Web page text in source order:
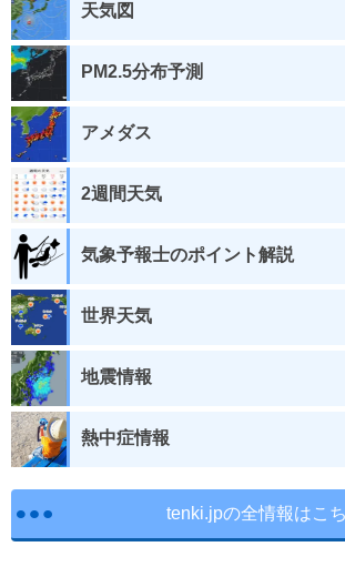
天気図
PM2.5分布予測
アメダス
2週間天気
気象予報士のポイント解説
世界天気
地震情報
熱中症情報
tenki.jpの全情報はこ